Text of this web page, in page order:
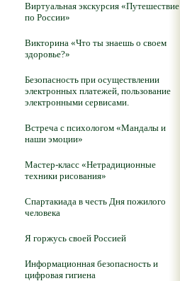
Виртуальная экскурсия «Путешествие
по России»
Викторина «Что ты знаешь о своем
здоровье?»
Безопасность при осуществлении
электронных платежей, пользование
электронными сервисами.
Встреча с психологом «Мандалы и
наши эмоции»
Мастер-класс «Нетрадиционные
техники рисования»
Спартакиада в честь Дня пожилого
человека
Я горжусь своей Россией
Информационная безопасность и
цифровая гигиена